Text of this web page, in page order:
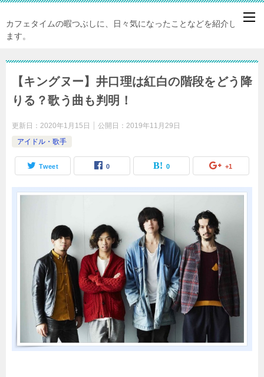
カフェタイムの暇つぶしに、日々気になったことなどを紹介してい
ます。
【キングヌー】井口理は紅白の階段をどう降
りる？歌う曲も判明！
更新日： 2020年1月15日 公開日： 2019年11月29日
アイドル・歌手
Tweet 0 0 +1